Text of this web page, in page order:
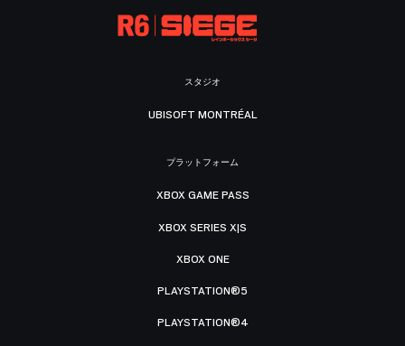
スタジオ
UBISOFT MONTRÉAL
プラットフォーム
XBOX GAME PASS
XBOX SERIES X|S
XBOX ONE
PLAYSTATION®5
PLAYSTATION®4